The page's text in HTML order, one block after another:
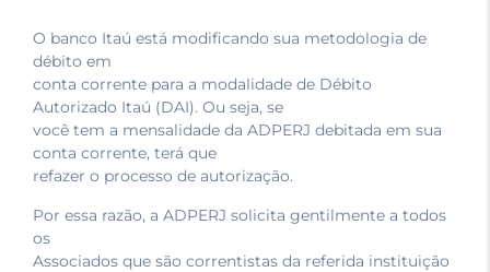
O banco Itaú está modificando sua metodologia de
débito em
conta corrente para a modalidade de Débito
Autorizado Itaú (DAI). Ou seja, se
você tem a mensalidade da ADPERJ debitada em sua
conta corrente, terá que
refazer o processo de autorização.
Por essa razão, a ADPERJ solicita gentilmente a todos
os
Associados que são correntistas da referida instituição